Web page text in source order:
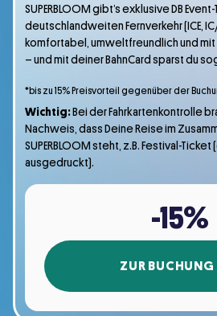
SUPERBLOOM gibt’s exklusive DB
deutschlandweiten Fernverkehr (ICE,
komfortabel, umweltfreundlich und
– und mit deiner BahnCard sparst du
*bis zu 15 % Preisvorteil gegenüber der
Wichtig: Bei der Fahrkartenkontrolle
Nachweis, dass Deine Reise im
SUPERBLOOM steht, z.B. Festival-
ausgedruckt).
-15%
ZUR BUCHUNG